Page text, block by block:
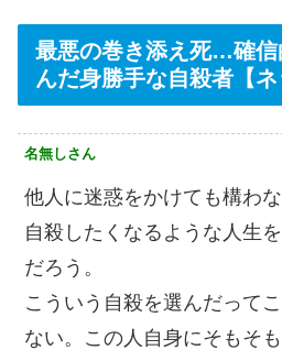
最悪の巻き添え死…確信
んだ身勝手な自殺者【ネ
名無しさん
他人に迷惑をかけても構わ
自殺したくなるような人生
だろう。
こういう自殺を選んだって
ない。この人自身にそもそ